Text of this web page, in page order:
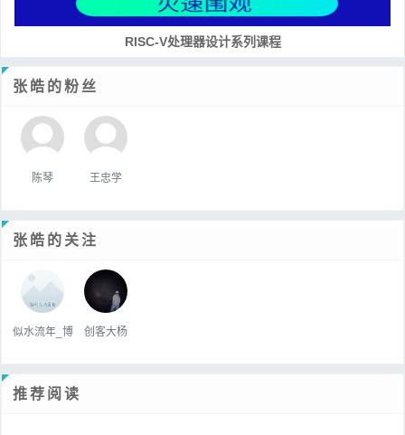
RISC-V处理器设计系列课程
张皓的粉丝
陈琴 王忠学
张皓的关注
似水流年_博 创客大杨
推荐阅读